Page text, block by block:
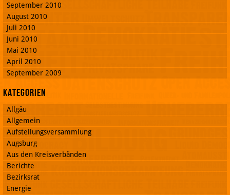
September 2010
August 2010
Juli 2010
Juni 2010
Mai 2010
April 2010
September 2009
Kategorien
Allgäu
Allgemein
Aufstellungsversammlung
Augsburg
Aus den Kreisverbänden
Berichte
Bezirksrat
Energie